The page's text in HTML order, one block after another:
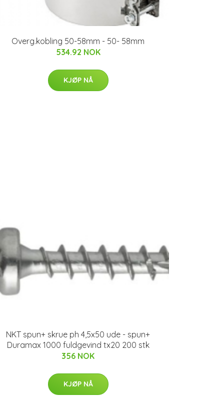
Overg.kobling 50-58mm - 50- 58mm
534.92 NOK
KJØP NÅ
NKT spun+ skrue ph 4,5x50 ude - spun+
Duramax 1000 fuldgevind tx20 200 stk
356 NOK
KJØP NÅ